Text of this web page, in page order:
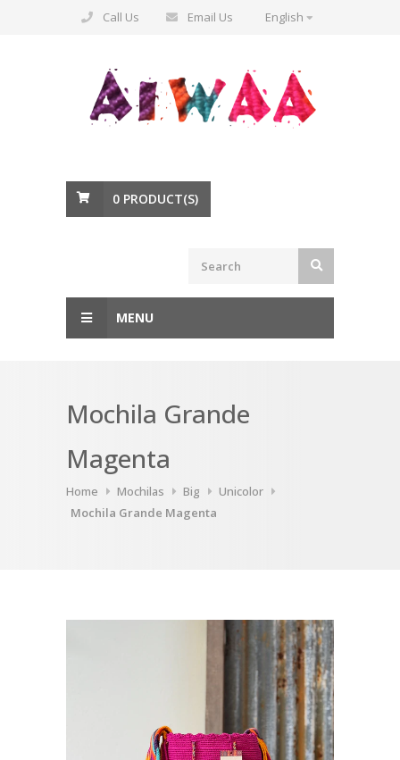
Call Us Email Us English
0 PRODUCT(S)
MENU
Mochila Grande
Magenta
Home Mochilas Big
Unicolor
Mochila Grande Magenta